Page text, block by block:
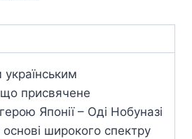
присвячене
Японії – Оді Нобуназі
широкого спектру